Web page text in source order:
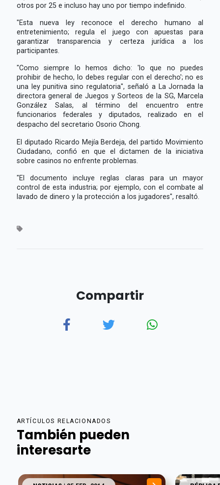
otros por 25 e incluso hay uno por tiempo indefinido.
"Esta nueva ley reconoce el derecho humano al
entretenimiento; regula el juego con apuestas para
garantizar transparencia y certeza jurídica a los
participantes.
"Como siempre lo hemos dicho: 'lo que no puedes
prohibir de hecho, lo debes regular con el derecho'; no es
una ley punitiva sino regulatoria", señaló a La Jornada la
directora general de Juegos y Sorteos de la SG, Marcela
González Salas, al término del encuentro entre
funcionarios federales y diputados, realizado en el
despacho del secretario Osorio Chong.
El diputado Ricardo Mejía Berdeja, del partido Movimiento
Ciudadano, confió en que el dictamen de la iniciativa
sobre casinos no enfrente problemas.
"El documento incluye reglas claras para un mayor
control de esta industria; por ejemplo, con el combate al
lavado de dinero y la protección a los jugadores", resaltó.
Compartir
ARTÍCULOS RELACIONADOS
También pueden
interesarte